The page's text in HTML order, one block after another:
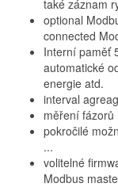
také záznam
optional
connected
Interní paměť
automatické
energie atd.
interval
měření fázorů
pokročilé
...
volitelné
Modbus